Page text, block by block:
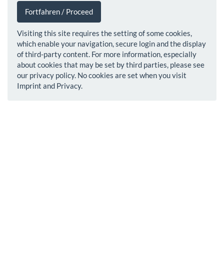
Fortfahren / Proceed
Visiting this site requires the setting of some cookies,
which enable your navigation, secure login and the display
of third-party content. For more information, especially
about cookies that may be set by third parties, please see
our privacy policy. No cookies are set when you visit
Imprint and Privacy.